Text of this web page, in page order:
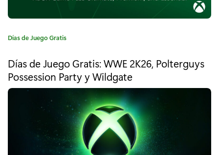
v
E
d
i
t
i
o
C
e
g
o
Días de Juego Gratis
Días de Juego Gratis: WWE 2K26, Polterguys
Possession Party y Wildgate